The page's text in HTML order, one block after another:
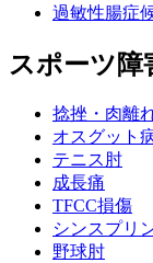
過敏性腸症
スポーツ障
捻挫・肉離
オスグット
テニス肘
成長痛
TFCC損傷
シンスプリ
野球肘